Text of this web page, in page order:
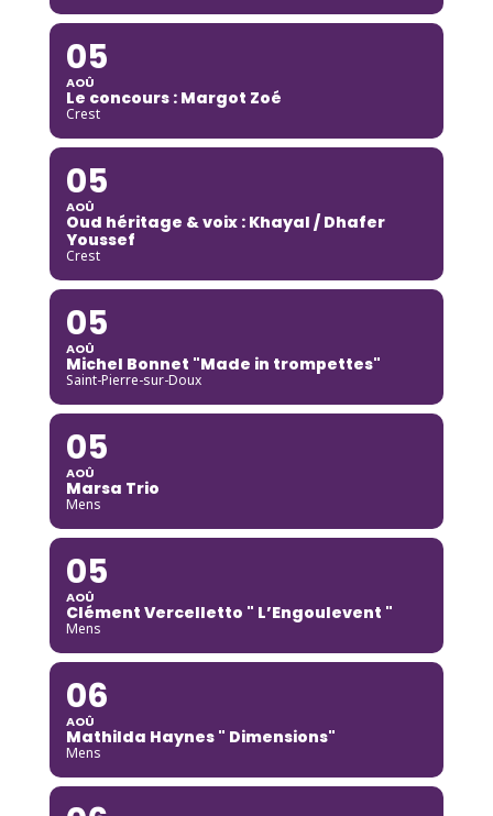
05
AOÛ
Le concours : Margot Zoé
Crest
05
AOÛ
Oud héritage & voix : Khayal / Dhafer
Youssef
Crest
05
AOÛ
Michel Bonnet "Made in trompettes"
Saint-Pierre-sur-Doux
05
AOÛ
Marsa Trio
Mens
05
AOÛ
Clément Vercelletto " L’Engoulevent "
Mens
06
AOÛ
Mathilda Haynes " Dimensions"
Mens